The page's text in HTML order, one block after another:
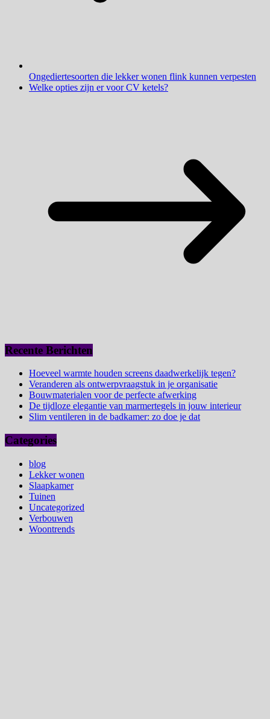
Ongediertesoorten die lekker wonen flink kunnen verpesten
Welke opties zijn er voor CV ketels?
Recente Berichten
Hoeveel warmte houden screens daadwerkelijk tegen?
Veranderen als ontwerpvraagstuk in je organisatie
Bouwmaterialen voor de perfecte afwerking
De tijdloze elegantie van marmertegels in jouw interieur
Slim ventileren in de badkamer: zo doe je dat
Categories
blog
Lekker wonen
Slaapkamer
Tuinen
Uncategorized
Verbouwen
Woontrends